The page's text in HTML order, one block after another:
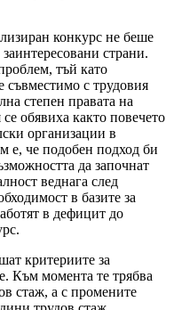
конкурс не беше
страни.
тъй като
съвместимо с трудовия
степен правата на
обявиха както повечето
организации в
е, че подобен подход би
да започнат
веднага след
в базите за
в дефицит до
критериите за
Към момента те трябва
стаж, а с промените